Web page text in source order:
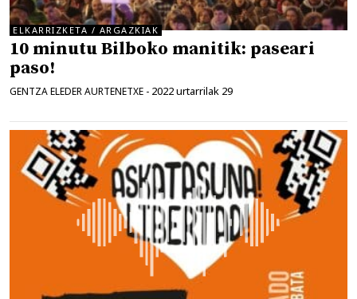
ELKARRIZKETA / ARGAZKIAK
10 minutu Bilboko manitik: paseari
paso!
GENTZA ELEDER AURTENETXE - 2022 urtarrilak 29